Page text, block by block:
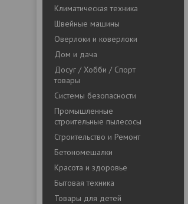
Климатическая техника
Швейные машины
Оверлоки и коверлоки
Дом и дача
Досуг / Хобби / Спорт
товары
Системы безопасности
Промышленные
строительные пылесосы
Строительство и Ремонт
Бетономешалки
Красота и здоровье
Бытовая техника
Товары для детей